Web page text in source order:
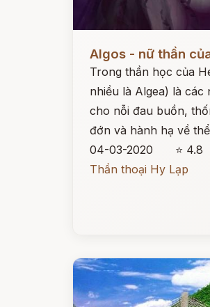
Algos - nữ thần
Trong thần học của
nhiều là Algea) là các
cho nỗi đau buồn,
đớn và hành hạ về
04-03-2020
⭐ 4.8
Thần thoại Hy Lạp